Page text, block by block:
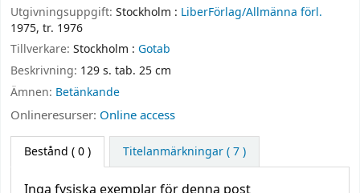
Utgivningsuppgift: Stockholm : LiberFörlag/Allmänna förl.
1975, tr. 1976
Tillverkare: Stockholm : Gotab
Beskrivning: 129 s. tab. 25 cm
Ämnen: Betänkande
Onlineresurser: Online access
Bestånd ( 0 ) Titelanmärkningar ( 7 )